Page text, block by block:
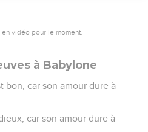
vidéo pour le moment.
à Babylone
bon, car son amour dure à
car son amour dure à